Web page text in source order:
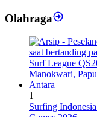
Olahraga
1
Surfing